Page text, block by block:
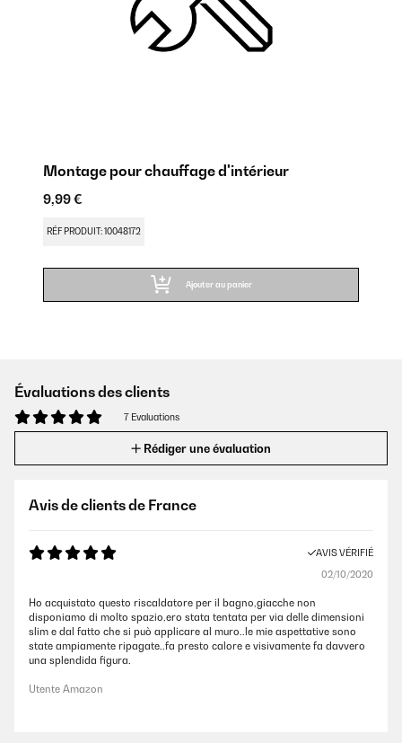
Montage pour chauffage d'intérieur
9,99 €
RÉF PRODUIT: 10048172
Ajouter au panier
Évaluations des clients
7 Evaluations
Rédiger une évaluation
Avis de clients de France
AVIS VÉRIFIÉ
02/10/2020
Ho acquistato questo riscaldatore per il bagno,giacche non
disponiamo di molto spazio,ero stata tentata per via delle dimensioni
slim e dal fatto che si può applicare al muro..le mie aspettative sono
state ampiamente ripagate..fa presto calore e visivamente fa davvero
una splendida figura.
Utente Amazon